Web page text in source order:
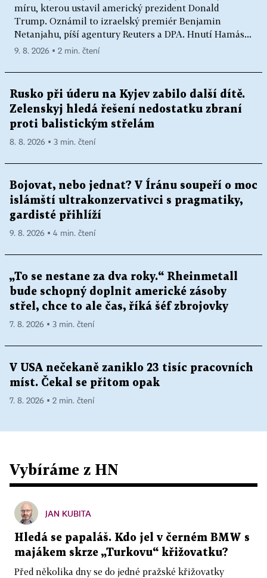
míru, kterou ustavil americký prezident Donald
Trump. Oznámil to izraelský premiér Benjamin
Netanjahu, píší agentury Reuters a DPA. Hnutí Hamás...
9. 8. 2026 ▪ 2 min. čtení
Rusko při úderu na Kyjev zabilo další dítě.
Zelenskyj hledá řešení nedostatku zbraní
proti balistickým střelám
8. 8. 2026 ▪ 3 min. čtení
Bojovat, nebo jednat? V Íránu soupeří o moc
islámští ultrakonzervativci s pragmatiky,
gardisté přihlíží
9. 8. 2026 ▪ 4 min. čtení
„To se nestane za dva roky.“ Rheinmetall
bude schopný doplnit americké zásoby
střel, chce to ale čas, říká šéf zbrojovky
7. 8. 2026 ▪ 3 min. čtení
V USA nečekaně zaniklo 23 tisíc pracovních
míst. Čekal se přitom opak
7. 8. 2026 ▪ 2 min. čtení
Vybíráme z HN
JAN KUBITA
Hledá se papaláš. Kdo jel v černém BMW s
majákem skrze „Turkovu“ křižovatku?
Před několika dny se do jedné pražské křižovatky